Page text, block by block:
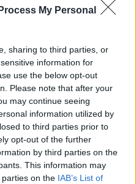
My Personal
sharing to third parties, or
information for
use the below opt-out
Please note that after your
may continue seeing
information utilized by
to third parties prior to
opt-out of the further
by third parties on the
This information may
on the IAB’s List of
pode ser efetuada
de rendimentos ou do
NÃO ESQUECER, de